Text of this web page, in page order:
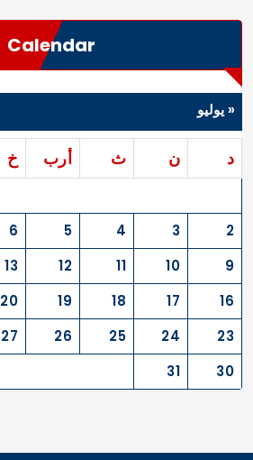
Calendar
د ن ث أرب خ
2
3
4
5
6
9
10
11
12
13
16
17
18
19
20
23
24
25
26
27
30
31
« يوليو